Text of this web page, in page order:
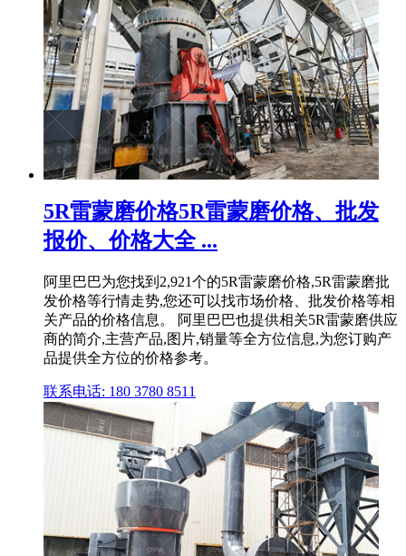
5R雷蒙磨价格5R雷蒙磨价格、批发
报价、价格大全 ...
阿里巴巴为您找到2,921个的5R雷蒙磨价格,5R雷蒙磨批
发价格等行情走势,您还可以找市场价格、批发价格等相
关产品的价格信息。 阿里巴巴也提供相关5R雷蒙磨供应
商的简介,主营产品,图片,销量等全方位信息,为您订购产
品提供全方位的价格参考。
联系电话: 180 3780 8511